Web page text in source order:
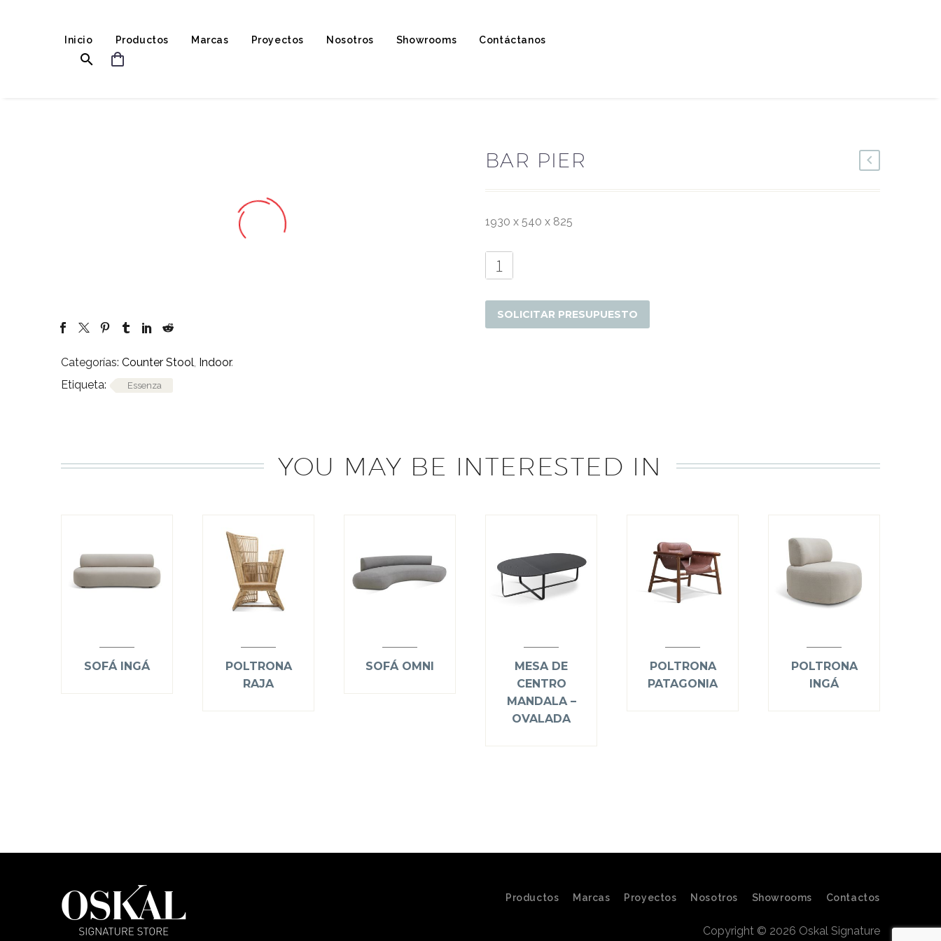
Inicio Productos Marcas Proyectos Nosotros Showrooms Contáctanos


Categorías: Counter Stool, Indoor.
Etiqueta:
Essenza
BAR PIER
1930 x 540 x 825
Bar
Pier
SOLICITAR PRESUPUESTO
YOU MAY BE INTERESTED IN
SOFÁ INGÁ
POLTRONA
RAJA
SOFÁ OMNI
MESA DE
CENTRO
MANDALA –
OVALADA
POLTRONA
PATAGONIA
POLTRONA
INGÁ
Productos Marcas Proyectos Nosotros Showrooms Contactos
Copyright © 2026 Oskal Signature